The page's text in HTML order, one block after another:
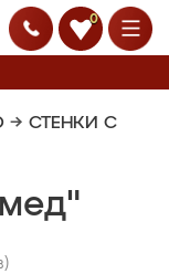
0
→ СТЕНКИ С